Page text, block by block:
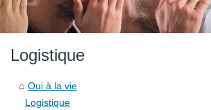
Logistique
Oui à la vie
Logistique